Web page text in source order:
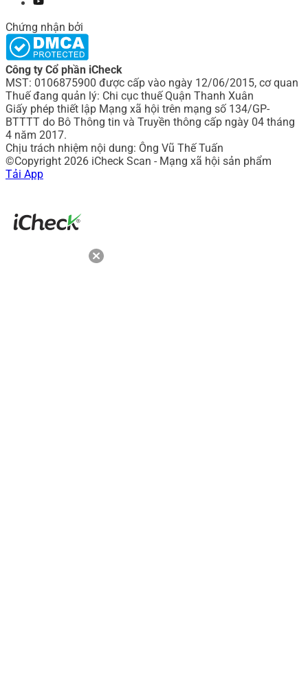
Chứng nhận bởi
Công ty Cổ phần iCheck
MST: 0106875900 được cấp vào ngày 12/06/2015, cơ quan
Thuế đang quản lý: Chi cục thuế Quận Thanh Xuân
Giấy phép thiết lập Mạng xã hội trên mạng số 134/GP-
BTTTT do Bô Thông tin và Truyền thông cấp ngày 04 tháng
4 năm 2017.
Chịu trách nhiệm nội dung: Ông Vũ Thế Tuấn
©Copyright 2026 iCheck Scan - Mạng xã hội sản phẩm
Tải App